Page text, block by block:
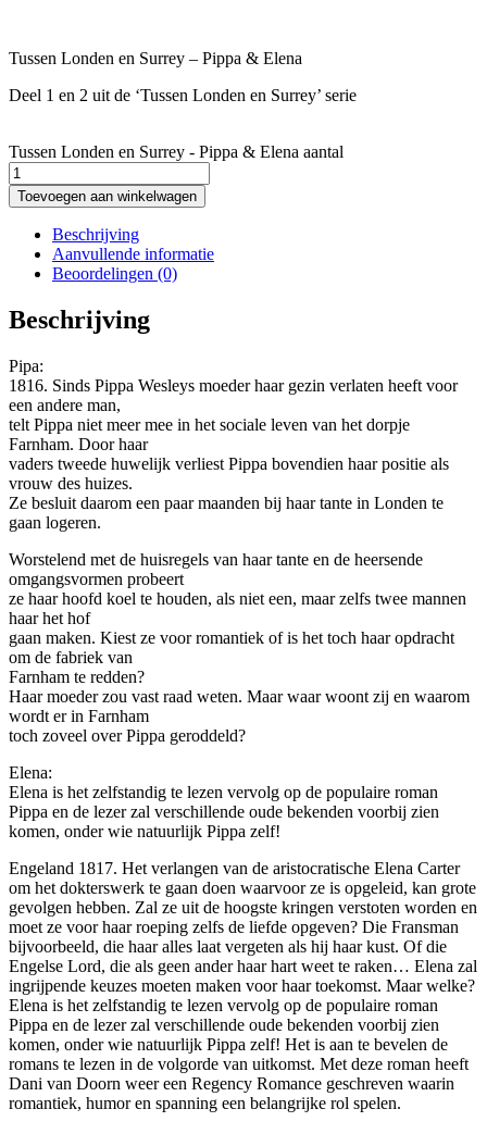
Tussen Londen en Surrey – Pippa & Elena
Deel 1 en 2 uit de ‘Tussen Londen en Surrey’ serie
Tussen Londen en Surrey - Pippa & Elena aantal
Toevoegen aan winkelwagen
Beschrijving
Aanvullende informatie
Beoordelingen (0)
Beschrijving
Pipa:
1816. Sinds Pippa Wesleys moeder haar gezin verlaten heeft voor
een andere man,
telt Pippa niet meer mee in het sociale leven van het dorpje
Farnham. Door haar
vaders tweede huwelijk verliest Pippa bovendien haar positie als
vrouw des huizes.
Ze besluit daarom een paar maanden bij haar tante in Londen te
gaan logeren.
Worstelend met de huisregels van haar tante en de heersende
omgangsvormen probeert
ze haar hoofd koel te houden, als niet een, maar zelfs twee mannen
haar het hof
gaan maken. Kiest ze voor romantiek of is het toch haar opdracht
om de fabriek van
Farnham te redden?
Haar moeder zou vast raad weten. Maar waar woont zij en waarom
wordt er in Farnham
toch zoveel over Pippa geroddeld?
Elena:
Elena is het zelfstandig te lezen vervolg op de populaire roman
Pippa en de lezer zal verschillende oude bekenden voorbij zien
komen, onder wie natuurlijk Pippa zelf!
Engeland 1817. Het verlangen van de aristocratische Elena Carter
om het dokterswerk te gaan doen waarvoor ze is opgeleid, kan grote
gevolgen hebben. Zal ze uit de hoogste kringen verstoten worden en
moet ze voor haar roeping zelfs de liefde opgeven? Die Fransman
bijvoorbeeld, die haar alles laat vergeten als hij haar kust. Of die
Engelse Lord, die als geen ander haar hart weet te raken… Elena zal
ingrijpende keuzes moeten maken voor haar toekomst. Maar welke?
Elena is het zelfstandig te lezen vervolg op de populaire roman
Pippa en de lezer zal verschillende oude bekenden voorbij zien
komen, onder wie natuurlijk Pippa zelf! Het is aan te bevelen de
romans te lezen in de volgorde van uitkomst. Met deze roman heeft
Dani van Doorn weer een Regency Romance geschreven waarin
romantiek, humor en spanning een belangrijke rol spelen.